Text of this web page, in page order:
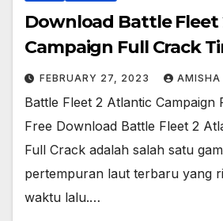
Download Battle
Campaign Full Crack
FEBRUARY 27, 2023 AMISHA
Battle Fleet 2 Atlantic Campaign
Free Download Battle Fleet 2
Full Crack adalah salah satu
pertempuran laut terbaru yang
waktu lalu.…